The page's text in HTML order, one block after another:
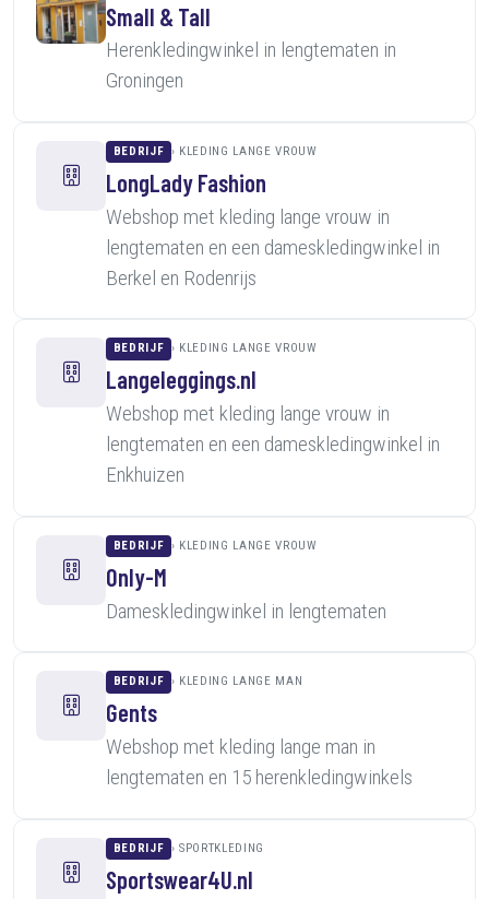
Small & Tall
Herenkledingwinkel in lengtematen in
Groningen
BEDRIJF KLEDING LANGE VROUW
LongLady Fashion
Webshop met kleding lange vrouw in
lengtematen en een dameskledingwinkel in
Berkel en Rodenrijs
BEDRIJF KLEDING LANGE VROUW
Langeleggings.nl
Webshop met kleding lange vrouw in
lengtematen en een dameskledingwinkel in
Enkhuizen
BEDRIJF KLEDING LANGE VROUW
Only-M
Dameskledingwinkel in lengtematen
BEDRIJF KLEDING LANGE MAN
Gents
Webshop met kleding lange man in
lengtematen en 15 herenkledingwinkels
BEDRIJF SPORTKLEDING
Sportswear4U.nl